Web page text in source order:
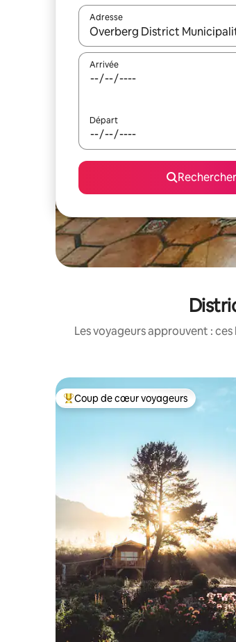
Adresse
Lorsque les résultats
Arrivée
Départ
Rechercher
Les voyageurs approuvent :
Coups de cœur voyageurs les plus
Coup de cœur voyageurs